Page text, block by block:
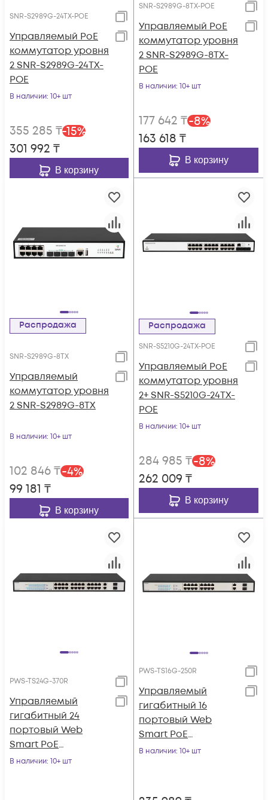
SNR-S2989G-24TX-POE
Управляемый PoE
коммутатор уровня
2 SNR-S2989G-24TX-
POE
В наличии: 10+ шт
355 285 ₸-15%
301 992 ₸
В корзину
SNR-S2989G-8TX-POE
Управляемый PoE
коммутатор уровня
2 SNR-S2989G-8TX-
POE
В наличии: 10+ шт
177 642 ₸-8%
163 618 ₸
В корзину
Распродажа
SNR-S2989G-8TX
Управляемый
коммутатор уровня
2 SNR-S2989G-8TX
В наличии: 10+ шт
102 846₸-4%
99 181 ₸
В корзину
Распродажа
SNR-S5210G-24TX-POE
Управляемый PoE
коммутатор уровня
2+ SNR-S5210G-24TX-
POE
В наличии: 10+ шт
284 985 ₸-8%
262 009 ₸
В корзину
PWS-TS24G-370R
Управляемый
гигабитный 24
портовый Web
Smart PoE
коммутатор
В наличии: 10+ шт
PWS-TS16G-250R
Управляемый
гигабитный 16
портовый Web
Smart PoE
коммутатор
В наличии: 10+ шт